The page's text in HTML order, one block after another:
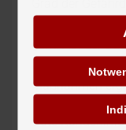
geht. Auf der
lassen sich
Maßnahmen
Gute